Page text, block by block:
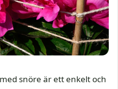
snöre är ett enkelt och